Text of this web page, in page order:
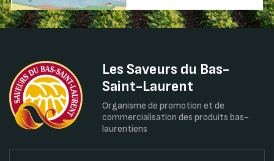
Les Saveurs du Bas-
Saint-Laurent
Organisme de promotion et de
commercialisation des produits bas-
laurentiens